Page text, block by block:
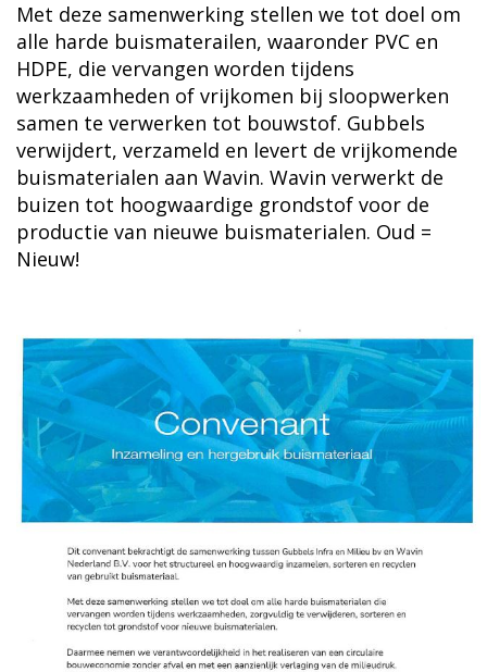
Met deze samenwerking stellen we tot doel om
alle harde buismaterailen, waaronder PVC en
HDPE, die vervangen worden tijdens
werkzaamheden of vrijkomen bij sloopwerken
samen te verwerken tot bouwstof. Gubbels
verwijdert, verzameld en levert de vrijkomende
buismaterialen aan Wavin. Wavin verwerkt de
buizen tot hoogwaardige grondstof voor de
productie van nieuwe buismaterialen. Oud =
Nieuw!